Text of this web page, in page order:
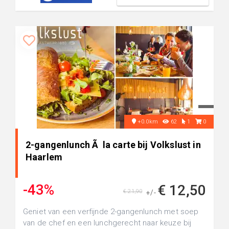
+0.0km 62 1 0
2-gangenlunch Ã la carte bij Volkslust in
Haarlem
-43% +/- € 12,50
€ 21,90
Geniet van een verfijnde 2-gangenlunch met soep
van de chef en een lunchgerecht naar keuze bij